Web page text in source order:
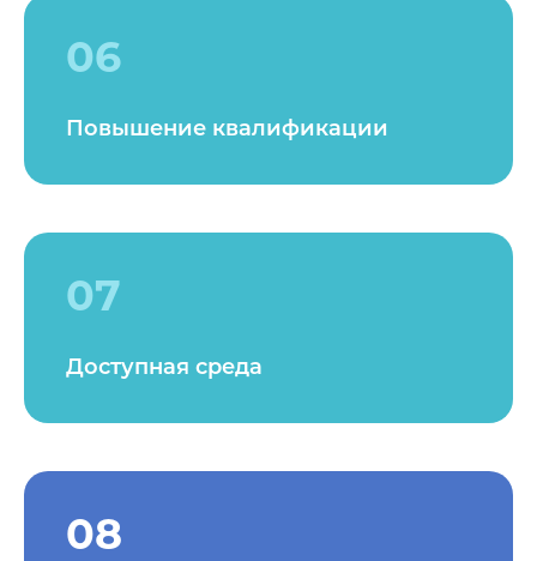
06
Повышение квалификации
07
Доступная среда
08